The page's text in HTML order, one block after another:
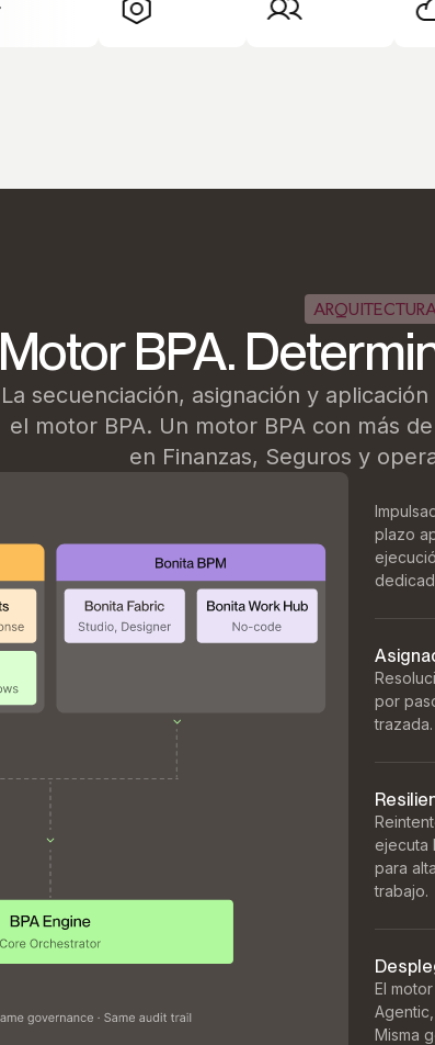
Motor BPA.
La secuenciación, asignación y
el motor BPA. Un motor BPA con más
en Finanzas, Seguros y
plazo
por
trazada.
ejecuta
para
trabajo.
El
Misma